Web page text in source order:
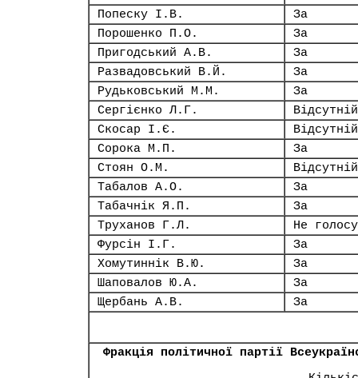
Попеску І.В.
За
Порошенко П.О.
За
Пригодський А.В.
За
Развадовський В.Й.
За
Рудьковський М.М.
За
Сергієнко Л.Г.
Відсутній
Скосар І.Є.
Відсутній
Сорока М.П.
За
Стоян О.М.
Відсутній
Табалов А.О.
За
Табачнік Я.П.
За
Труханов Г.Л.
Не
Фурсін І.Г.
За
Хомутиннік В.Ю.
За
Шаповалов Ю.А.
За
Щербань А.В.
За
Фракція політичної партії